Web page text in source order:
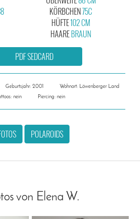
KÖRBCHEN75C
HÜFTE102 CM
HAAREBRAUN
PDF SEDCARD
Geburtsjahr: 2001
Wohnort: Löwenberger Land
nein
Piercing: nein
POLAROIDS
von Elena W.